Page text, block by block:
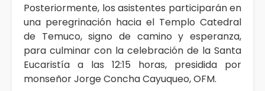
Posteriormente, los asistentes participarán en
una peregrinación hacia el Templo Catedral
de Temuco, signo de camino y esperanza,
para culminar con la celebración de la Santa
Eucaristía a las 12:15 horas, presidida por
monseñor Jorge Concha Cayuqueo, OFM.